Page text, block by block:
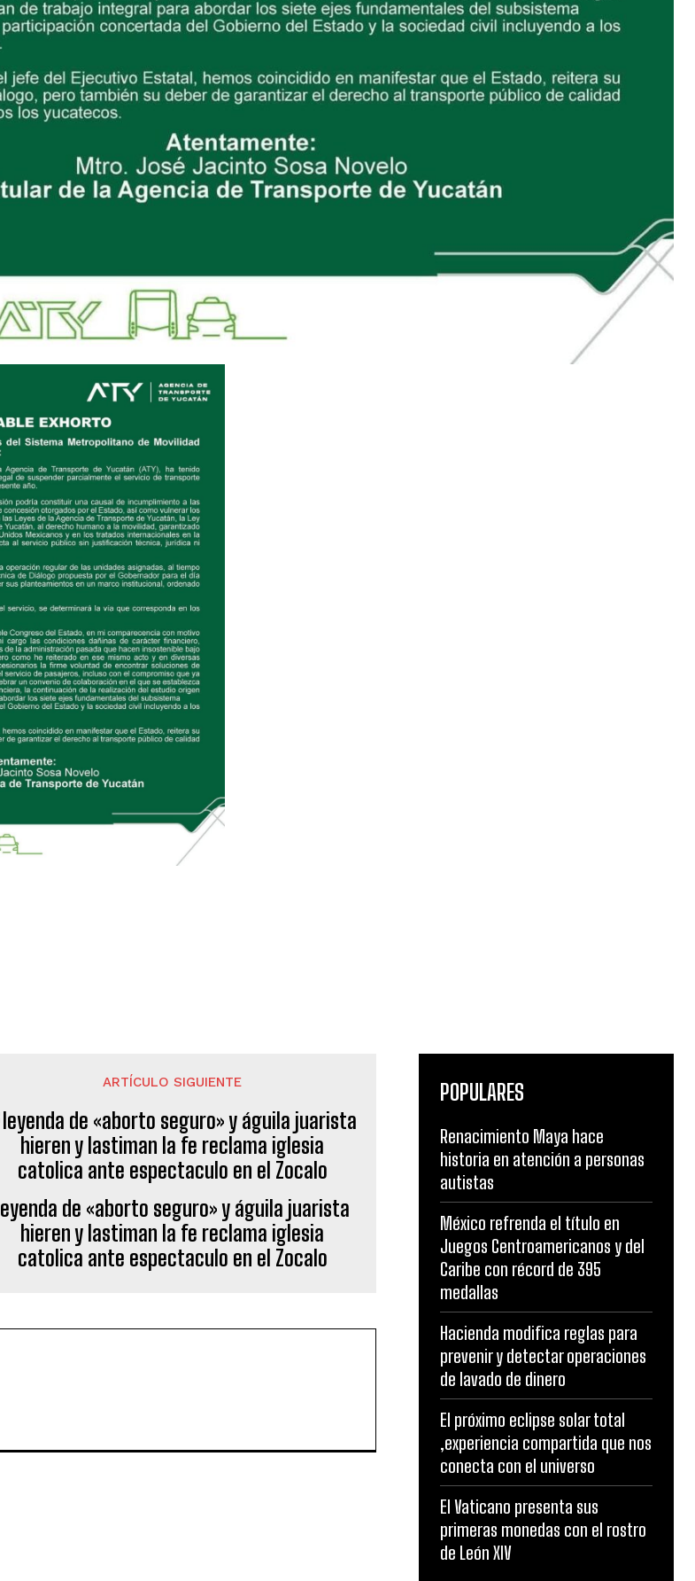
ARTÍCULO SIGUIENTE
leyenda de «aborto seguro» y águila juarista
hieren y lastiman la fe reclama iglesia
catolica ante espectaculo en el Zocalo
POPULARES
Renacimiento Maya hace
historia en atención a personas
autistas
México refrenda el título en
Juegos Centroamericanos y del
Caribe con récord de 395
medallas
Hacienda modifica reglas para
prevenir y detectar operaciones
de lavado de dinero
El próximo eclipse solar total
,experiencia compartida que nos
conecta con el universo
El Vaticano presenta sus
primeras monedas con el rostro
de León XIV